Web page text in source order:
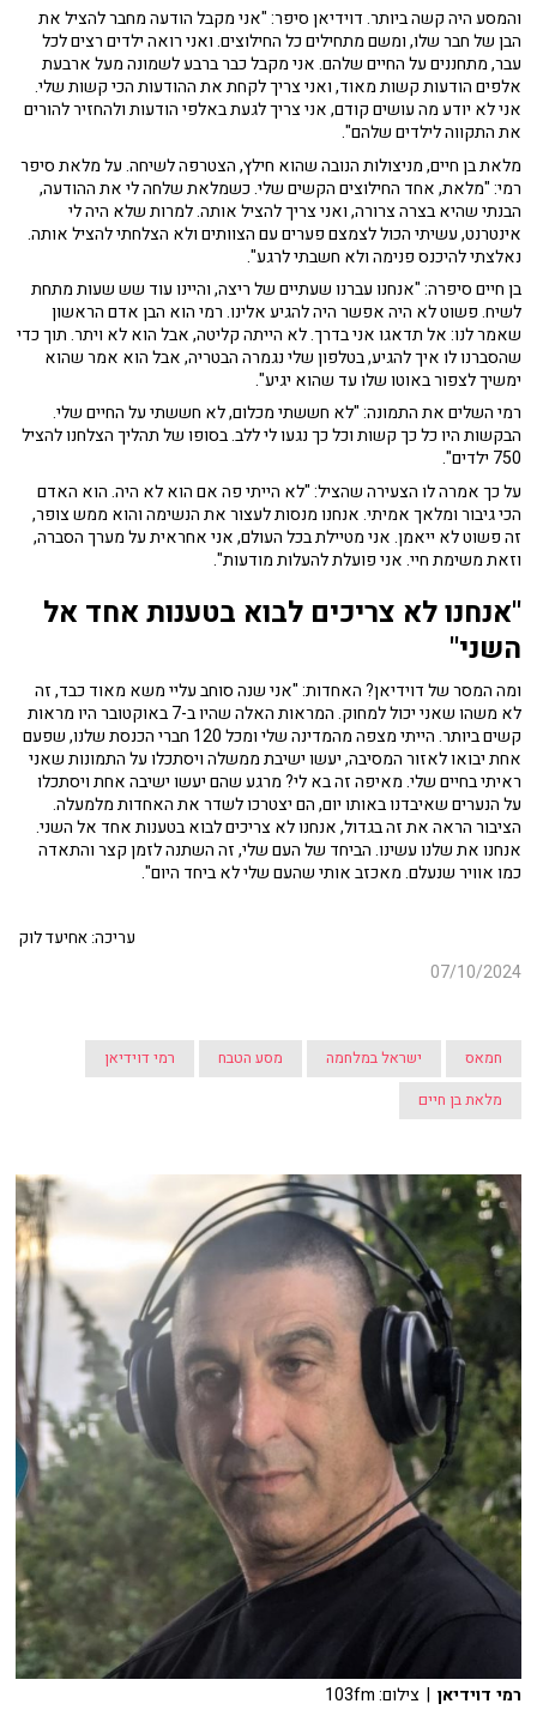
והמסע היה קשה ביותר.דוידיאןסיפר:"אני מקבל הודעה מחבר להציל את
הבן של חבר שלו,ומשם מתחילים כל החילוצים.ואני רואה ילדים רצים לכל
עבר, מתחננים על החיים שלהם. אני מקבל כבר ברבע לשמונהמעל ארבעת
אלפיםהודעות קשות מאוד, ואני צריך לקחת את ההודעות הכי קשות שלי.
אני לא יודע מה עושים קודם, אני צריך לגעת באלפי הודעות ולהחזיר להורים
את התקווה לילדים שלהם".
מלאת בן חיים, מניצולות הנובה שהוא חילץ, הצטרפה לשיחה. על מלאת סיפר
רמי: "מלאת, אחד החילוצים הקשים שלי. כשמלאת שלחה לי את ההודעה,
הבנתי שהיא בצרה צרורה, ואני צריך להציל אותה. למרות שלא היה לי
אינטרנט, עשיתי הכול לצמצם פערים עם הצוותים ולא הצלחתי להציל אותה.
נאלצתי להיכנס פנימה ולא חשבתי לרגע".
בן חיים סיפרה: "אנחנו עברנו שעתיים של ריצה, והיינו עוד שש שעות מתחת
לשיח. פשוט לא היה אפשר היה להגיע אלינו. רמי הוא הבן אדם הראשון
שאמר לנו: אל תדאגו אני בדרך. לא הייתה קליטה, אבל הוא לא ויתר. תוך כדי
שהסברנו לו איך להגיע, בטלפון שלי נגמרה הבטריה, אבל הוא אמר שהוא
ימשיך לצפור באוטו שלו עד שהוא יגיע".
רמי השלים את התמונה: "לא חששתי מכלום, לא חששתי על החיים שלי.
הבקשות היו כל כך קשות וכל כך נגעו לי ללב. בסופו של תהליך הצלחנו להציל
750 ילדים".
על כך אמרה לו הצעירה שהציל: "לא הייתי פה אם הוא לא היה. הוא האדם
הכי גיבור ומלאך אמיתי. אנחנו מנסות לעצור את הנשימה והוא ממש צופר,
זה פשוט לא ייאמן. אני מטיילת בכל העולם, אני אחראית על מערך הסברה,
וזאת משימת חיי. אני פועלת להעלות מודעות".
"אנחנו לא צריכים לבוא בטענות אחד אל
השני"
ומה המסר של דוידיאן? האחדות: "אני שנה סוחב עליי משא מאוד כבד, זה
לא משהו שאני יכול למחוק. המראות האלה שהיו ב-7 באוקטובר היו מראות
קשים ביותר. הייתי מצפה מהמדינה שלי ומכל 120 חברי הכנסת שלנו, שפעם
אחת יבואו לאזור המסיבה, יעשו ישיבת ממשלה ויסתכלו על התמונות שאני
ראיתי בחיים שלי. מאיפה זה בא לי? מרגע שהם יעשו ישיבה אחת ויסתכלו
על הנערים שאיבדנו באותו יום, הם יצטרכו לשדר את האחדות מלמעלה.
הציבור הראה את זה בגדול, אנחנו לא צריכים לבוא בטענות אחד אל השני.
אנחנו את שלנו עשינו. הביחד של העם שלי, זה השתנה לזמן קצר והתאדה
כמו אוויר שנעלם. מאכזב אותי שהעם שלי לא ביחד היום".
עריכה: אחיעד לוק
07/10/2024
חמאס ישראל במלחמה מסע הטבח
רמי דוידיאן
מלאת בן חיים
רמי דוידיאן | צילום: 103fm